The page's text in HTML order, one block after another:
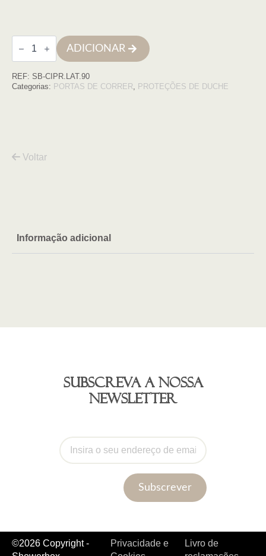
Quantidade
de
Lateral
(88,5
a
ADICIONAR
REF: SB-CIPR.LAT.90
Categorias: PORTAS DE CORRER, PROTEÇÕES DE DUCHE
Voltar
Informação adicional
Subscreva a nossa
newsletter
Subscrever
©2026 Copyright -
Privacidade e
Livro de